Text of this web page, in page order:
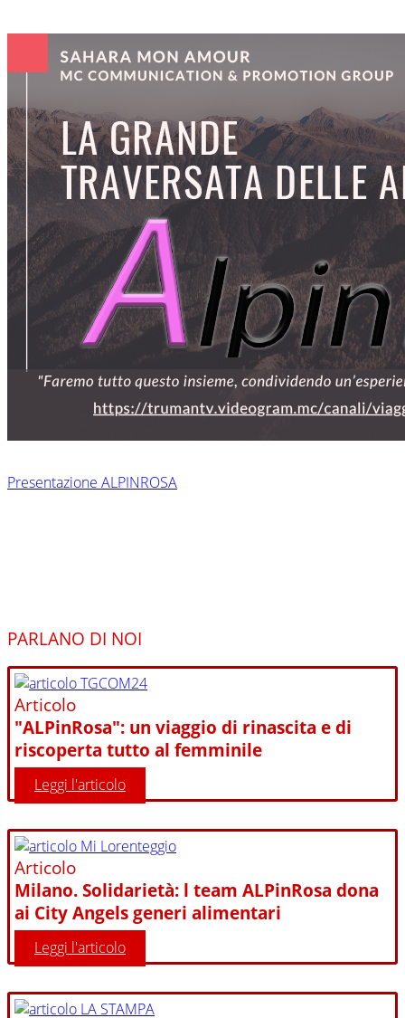
Presentazione ALPINROSA
PARLANO DI NOI
Articolo
"ALPinRosa": un viaggio di rinascita e di
riscoperta tutto al femminile
Leggi l'articolo
Articolo
Milano. Solidarietà: l team ALPinRosa dona
ai City Angels generi alimentari
Leggi l'articolo